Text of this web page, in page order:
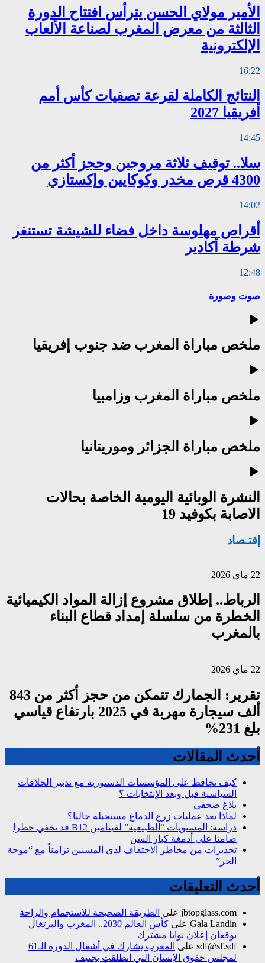
الأمير مولاي الحسن يترأس افتتاح الدورة
الثالثة من معرض المغرب لصناعة الألعاب
الإلكترونية
16:22
النتائج الكاملة لقرعة تصفيات كأس أمم
أفريقيا 2027
14:45
سلا.. توقيف ثلاثة مروجين وحجز أكثر من
4300 قرص مخدر وكوكايين وإكستازي
14:02
أقراص مهلوسة داخل فضاء للشيشة تستنفر
شرطة أكادير
12:48
صوت وصورة
ملخص مباراة المغرب ضد جنوب إفريقيا
ملخص مباراة المغرب وزامبيا
ملخص مباراة الجزائر وموريتانيا
النشرة الوبائية اليومية الخاصة بحالات
الاصابة بكوفيد 19
إقتـصاد
22 ماي 2026
الرباط.. إطلاق مشروع إزالة المواد الكيميائية
الخطرة من سلسلة إمداد قطاع البناء
بالمغرب
22 ماي 2026
تقرير: الجمارك تتمكن من حجز أكثر من 843
ألف سيجارة مهربة في 2025 بارتفاع قياسي
بلغ 231%
أحدث المقالات
كيف نحافظ على المؤسسات الدستورية مع تدبير الخلافات
السياسية قبل وبعد الإنتخابات ؟
بلاغ صحفي
لماذا تعد عمليات زرع الدماغ مستحيلة حاليا؟
دراسة: المستويات “الطبيعية” لفيتامين B12 قد تخفي خطرا
صامتا على أدمغة كبار السن
تحذيرات من مخاطر الاجتفاف لدى المسنين تزامناً مع “موجة
الحر”
أحدث التعليقات
jbtopglass.com على الطريقة الصحيحة للاستجمام والراحة
Gala Landin على
كأس العالم 2030.. المغرب والبرتغال
يوقعان إعلان نوايا مشترك
sdf@sf.sdf على
المغرب يشارك في أشغال الدورة الـ61
لمجلس حقوق الإنسان التي انطلقت بجنيف